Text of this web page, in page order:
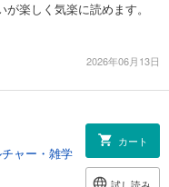
楽しく気楽に読めます。
2026年06月13日
ャー・雑学
カート